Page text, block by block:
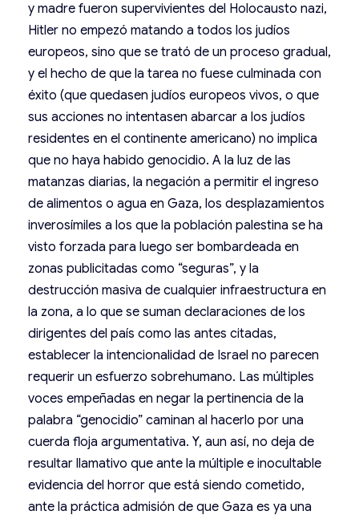
y madre fueron supervivientes del Holocausto nazi,
Hitler no empezó matando a todos los judíos
europeos, sino que se trató de un proceso gradual,
y el hecho de que la tarea no fuese culminada con
éxito (que quedasen judíos europeos vivos, o que
sus acciones no intentasen abarcar a los judíos
residentes en el continente americano) no implica
que no haya habido genocidio. A la luz de las
matanzas diarias, la negación a permitir el ingreso
de alimentos o agua en Gaza, los desplazamientos
inverosímiles a los que la población palestina se ha
visto forzada para luego ser bombardeada en
zonas publicitadas como “seguras”, y la
destrucción masiva de cualquier infraestructura en
la zona, a lo que se suman declaraciones de los
dirigentes del país como las antes citadas,
establecer la intencionalidad de Israel no parecen
requerir un esfuerzo sobrehumano. Las múltiples
voces empeñadas en negar la pertinencia de la
palabra “genocidio” caminan al hacerlo por una
cuerda floja argumentativa. Y, aun así, no deja de
resultar llamativo que ante la múltiple e inocultable
evidencia del horror que está siendo cometido,
ante la práctica admisión de que Gaza es ya una